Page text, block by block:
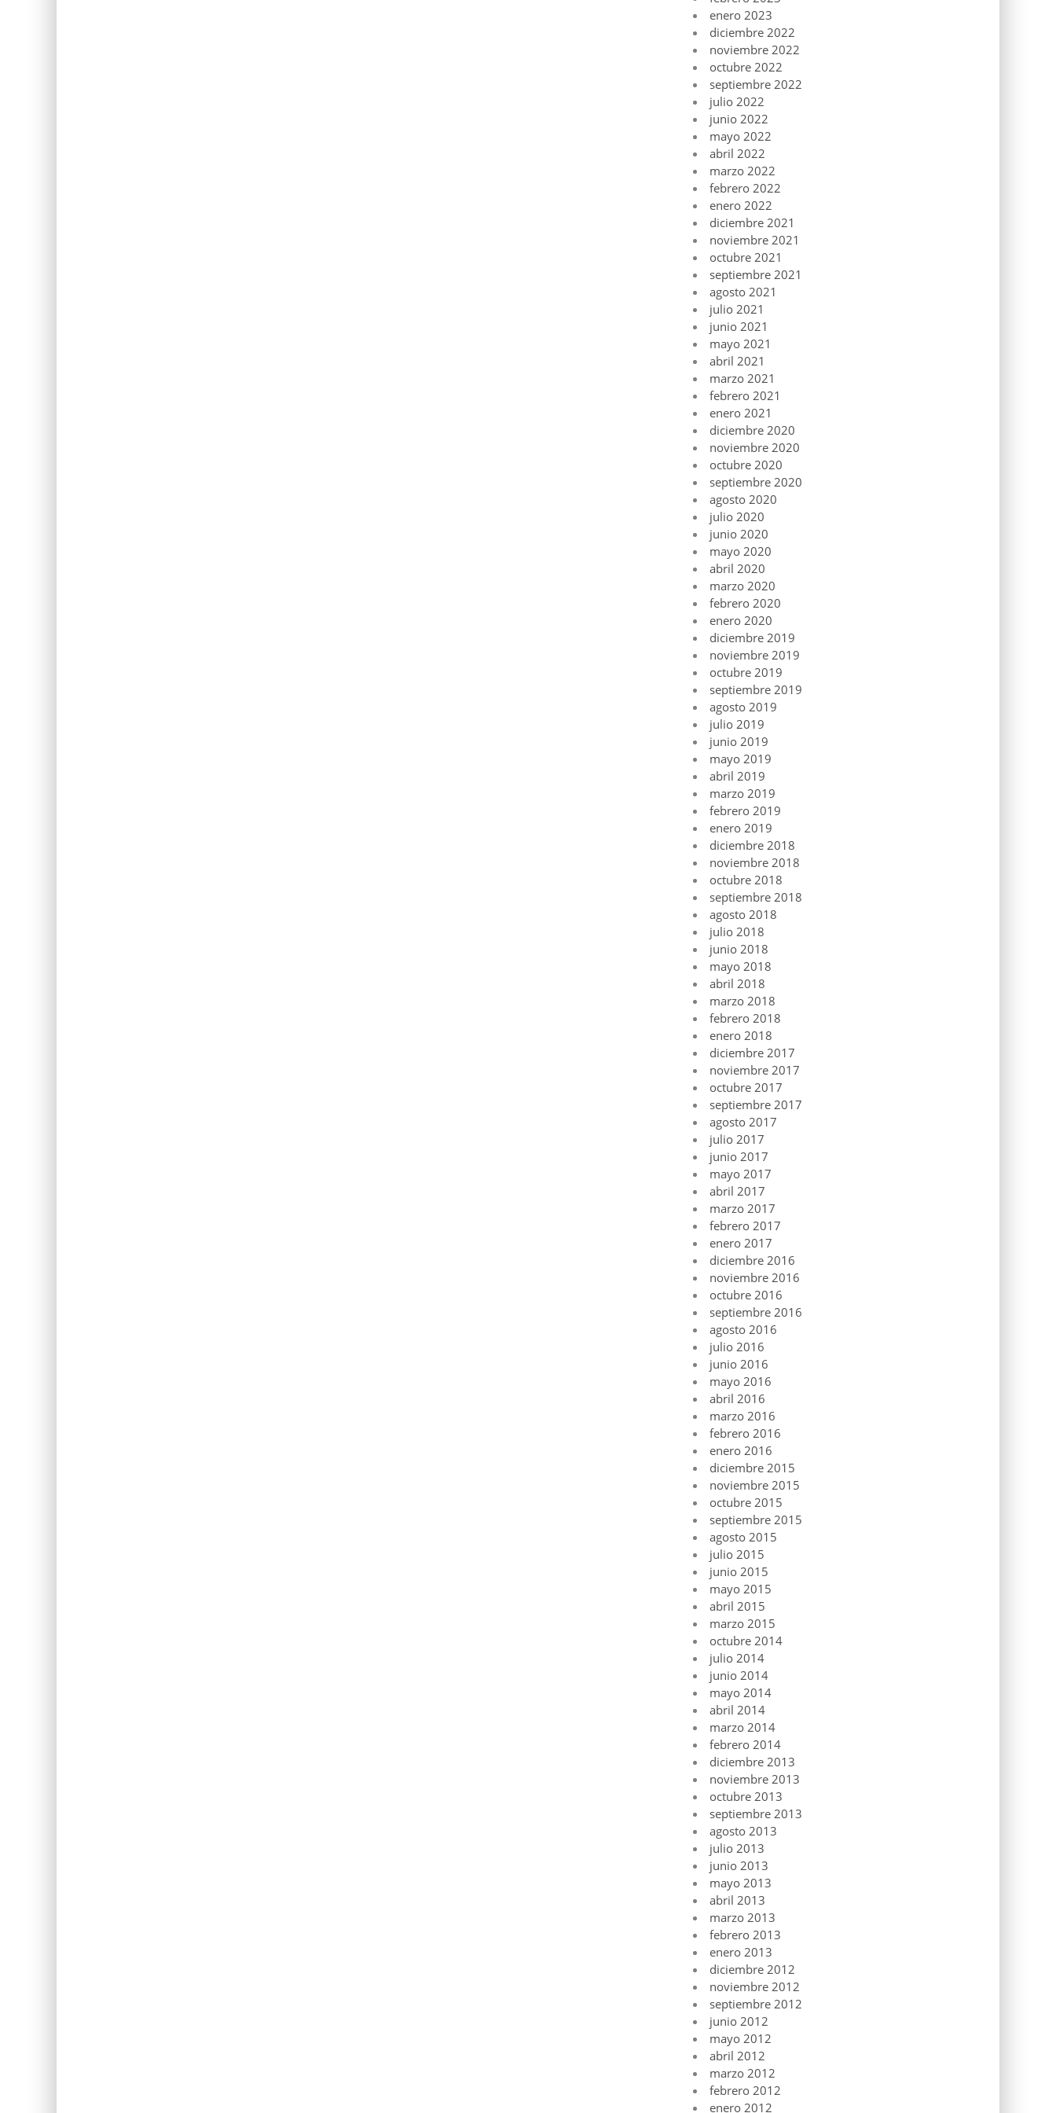
enero 2023
diciembre 2022
noviembre 2022
octubre 2022
septiembre 2022
julio 2022
junio 2022
mayo 2022
abril 2022
marzo 2022
febrero 2022
enero 2022
diciembre 2021
noviembre 2021
octubre 2021
septiembre 2021
agosto 2021
julio 2021
junio 2021
mayo 2021
abril 2021
marzo 2021
febrero 2021
enero 2021
diciembre 2020
noviembre 2020
octubre 2020
septiembre 2020
agosto 2020
julio 2020
junio 2020
mayo 2020
abril 2020
marzo 2020
febrero 2020
enero 2020
diciembre 2019
noviembre 2019
octubre 2019
septiembre 2019
agosto 2019
julio 2019
junio 2019
mayo 2019
abril 2019
marzo 2019
febrero 2019
enero 2019
diciembre 2018
noviembre 2018
octubre 2018
septiembre 2018
agosto 2018
julio 2018
junio 2018
mayo 2018
abril 2018
marzo 2018
febrero 2018
enero 2018
diciembre 2017
noviembre 2017
octubre 2017
septiembre 2017
agosto 2017
julio 2017
junio 2017
mayo 2017
abril 2017
marzo 2017
febrero 2017
enero 2017
diciembre 2016
noviembre 2016
octubre 2016
septiembre 2016
agosto 2016
julio 2016
junio 2016
mayo 2016
abril 2016
marzo 2016
febrero 2016
enero 2016
diciembre 2015
noviembre 2015
octubre 2015
septiembre 2015
agosto 2015
julio 2015
junio 2015
mayo 2015
abril 2015
marzo 2015
octubre 2014
julio 2014
junio 2014
mayo 2014
abril 2014
marzo 2014
febrero 2014
diciembre 2013
noviembre 2013
octubre 2013
septiembre 2013
agosto 2013
julio 2013
junio 2013
mayo 2013
abril 2013
marzo 2013
febrero 2013
enero 2013
diciembre 2012
noviembre 2012
septiembre 2012
junio 2012
mayo 2012
abril 2012
marzo 2012
febrero 2012
enero 2012